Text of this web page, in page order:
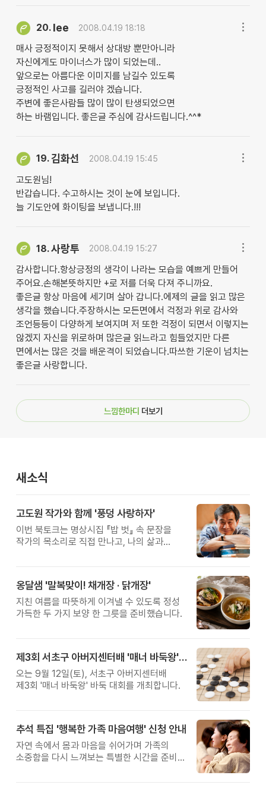
20. lee 2008.04.19 18:18
매사 긍정적이지 못해서 상대방 뿐만아니라
자신에게도 마이너스가 많이 되었는데..
앞으로는 아름다운 이미지를 남길수 있도록
긍정적인 사고를 길러야 겠습니다.
주변에 좋은사람들 많이 많이 탄생되었으면
하는 바램입니다. 좋은글 주심에 감사드립니다.^^*
19.김화선 2008.04.19 15:45
고도원님!
반갑습니다. 수고하시는 것이 눈에 보입니다.
늘 기도안에 화이팅을 보냅니다.!!!
18.사랑투 2008.04.19 15:27
감사합니다.항상긍정의 생각이 나라는 모습을 예쁘게 만들어
주어요.손해본뜻하지만 +로 저를 더욱 다져 주니까요.
좋은글 항상 마음에 세기며 살아 갑니다.에제의 글을 읽고 많은
생각을 했습니다.주장하시는 모든면에서 걱정과 위로 감사와
조언등등이 다양하게 보여지며 저 또한 걱정이 되면서 이렇지는
않겠지 자신을 위로하며 많은글 읽느라고 힘들었지만 다른
면에서는 많은 것을 배운격이 되었습니다.따쓰한 기운이 넘치는
좋은글 사랑합니다.
느낌한마디 더보기
새소식
고도원 작가와 함께 '풍덩 사랑하자'
이번 북토크는 명상시집 『밥 벗』 속 문장을
작가의 목소리로 직접 만나고, 나의 삶과
옹달샘 '말복맞이! 채개장 · 닭개장'
지친 여름을 따뜻하게 이겨낼 수 있도록 정성
가득한 두 가지 보양 한 그릇을 준비했습니다.
제3회 서초구 아버지센터배 '매너 바둑왕' 대회
오는 9월 12일(토), 서초구 아버지센터배
제3회 '매너 바둑왕' 바둑 대회를 개최합니다.
추석 특집 '행복한 가족 마음여행' 신청 안내
자연 속에서 몸과 마음을 쉬어가며 가족의
소중함을 다시 느껴보는 특별한 시간을 준비해